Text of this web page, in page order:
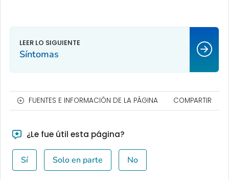
Síntomas
FUENTES E INFORMACIÓN DE LA PÁGINA COMPARTIR
¿Le fue útil esta página?
Sí Solo en parte No